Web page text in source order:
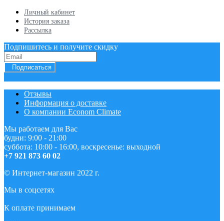
Личный кабинет
История заказа
Рассылка
Подпишитесь и получите скидку
Подписаться
Отзывы
Информация о доставке
О компании Econom Climate
Мы работаем для Вас
будни: 9:00 - 21:00
суббота: 10:00 - 16:00, воскресенье: выходной
+7 921 873 60 02
© Интернет-магазин 2022 г.
Мы в соцсетях
К оплате принимаем